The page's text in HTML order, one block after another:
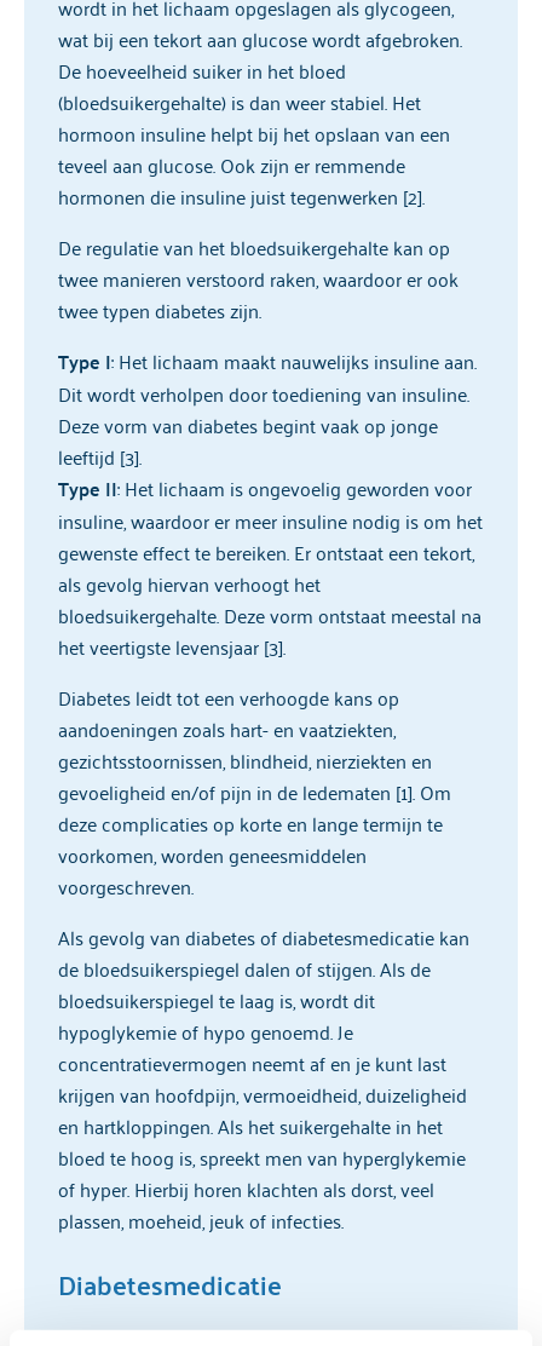
wordt in het lichaam opgeslagen als glycogeen,
wat bij een tekort aan glucose wordt afgebroken.
De hoeveelheid suiker in het bloed
(bloedsuikergehalte) is dan weer stabiel. Het
hormoon insuline helpt bij het opslaan van een
teveel aan glucose. Ook zijn er remmende
hormonen die insuline juist tegenwerken [2].
De regulatie van het bloedsuikergehalte kan op
twee manieren verstoord raken, waardoor er ook
twee typen diabetes zijn.
Type I: Het lichaam maakt nauwelijks insuline aan.
Dit wordt verholpen door toediening van insuline.
Deze vorm van diabetes begint vaak op jonge
leeftijd [3].
Type II: Het lichaam is ongevoelig geworden voor
insuline, waardoor er meer insuline nodig is om het
gewenste effect te bereiken. Er ontstaat een tekort,
als gevolg hiervan verhoogt het
bloedsuikergehalte. Deze vorm ontstaat meestal na
het veertigste levensjaar [3].
Diabetes leidt tot een verhoogde kans op
aandoeningen zoals hart- en vaatziekten,
gezichtsstoornissen, blindheid, nierziekten en
gevoeligheid en/of pijn in de ledematen [1]. Om
deze complicaties op korte en lange termijn te
voorkomen, worden geneesmiddelen
voorgeschreven.
Als gevolg van diabetes of diabetesmedicatie kan
de bloedsuikerspiegel dalen of stijgen. Als de
bloedsuikerspiegel te laag is, wordt dit
hypoglykemie of hypo genoemd. Je
concentratievermogen neemt af en je kunt last
krijgen van hoofdpijn, vermoeidheid, duizeligheid
en hartkloppingen. Als het suikergehalte in het
bloed te hoog is, spreekt men van hyperglykemie
of hyper. Hierbij horen klachten als dorst, veel
plassen, moeheid, jeuk of infecties.
Diabetesmedicatie